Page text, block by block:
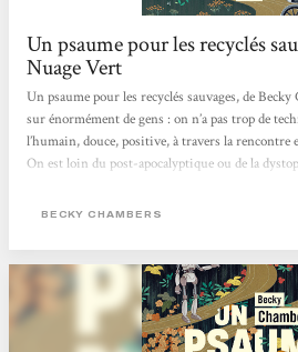
Un psaume pour les recyclés
Nuage Vert
Un psaume pour les recyclés sauvages, de
sur énormément de gens : on n’a pas trop de
l’humain, douce, positive, à travers la
On est loin du post-apocalyptique ou de la
que les gens ont besoin de ça. [...]
BECKY CHAMBERS